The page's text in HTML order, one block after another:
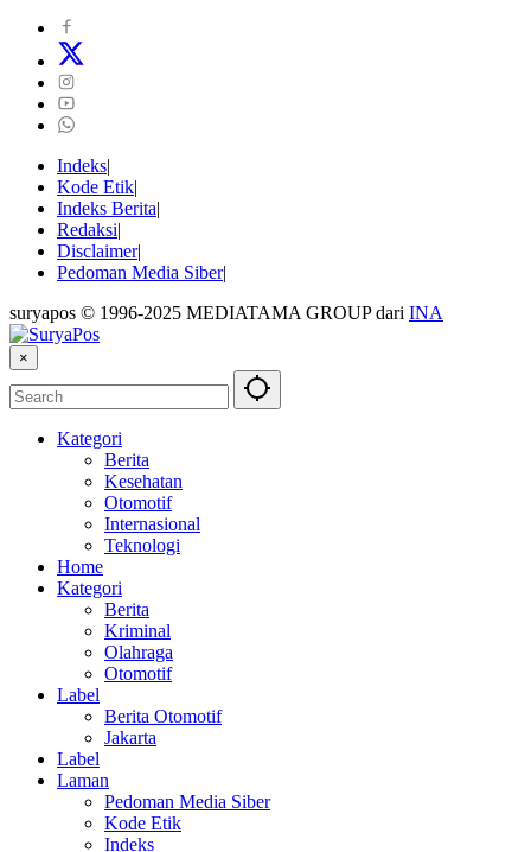
Indeks
Kode Etik
Indeks Berita
Redaksi
Disclaimer
Pedoman Media Siber
suryapos © 1996-2025 MEDIATAMA GROUP dari INA
×
Kategori
Berita
Kesehatan
Otomotif
Internasional
Teknologi
Home
Kategori
Berita
Kriminal
Olahraga
Otomotif
Label
Berita Otomotif
Jakarta
Label
Laman
Pedoman Media Siber
Kode Etik
Indeks